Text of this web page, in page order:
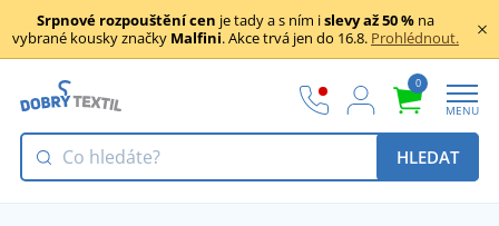
Srpnové rozpouštění cen je tady a s ním islevy až 50 % na
vybrané kousky značky Malfini. Akce trvá jen do 16.8. Prohlédnout.
0
MENU
HLEDAT